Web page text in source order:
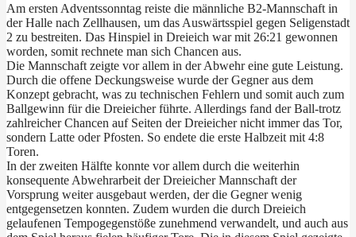
Am ersten Adventssonntag reiste die männliche B2-Mannschaft in
der Halle nach Zellhausen, um das Auswärtsspiel gegen Seligenstadt
2 zu bestreiten. Das Hinspiel in Dreieich war mit 26:21 gewonnen
worden, somit rechnete man sich Chancen aus.
Die Mannschaft zeigte vor allem in der Abwehr eine gute Leistung.
Durch die offene Deckungsweise wurde der Gegner aus dem
Konzept gebracht, was zu technischen Fehlern und somit auch zum
Ballgewinn für die Dreieicher führte. Allerdings fand der Ball-trotz
zahlreicher Chancen auf Seiten der Dreieicher nicht immer das Tor,
sondern Latte oder Pfosten. So endete die erste Halbzeit mit 4:8
Toren.
In der zweiten Hälfte konnte vor allem durch die weiterhin
konsequente Abwehrarbeit der Dreieicher Mannschaft der
Vorsprung weiter ausgebaut werden, der die Gegner wenig
entgegensetzen konnten. Zudem wurden die durch Dreieich
gelaufenen Tempogegenstöße zunehmend verwandelt, und auch aus